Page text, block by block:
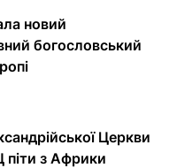
новий
богословський
Церкви
піти з Африки